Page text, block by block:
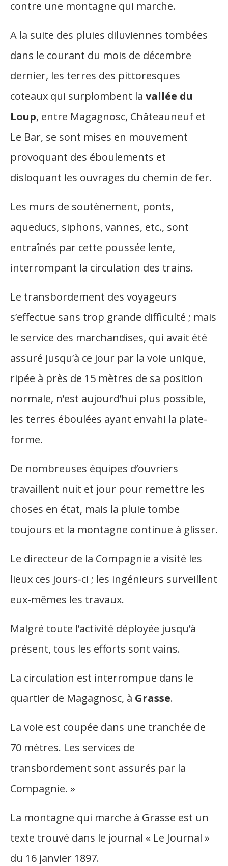
contre une montagne qui marche.
A la suite des pluies diluviennes tombées
dans le courant du mois de décembre
dernier, les terres des pittoresques
coteaux qui surplombent la vallée du
Loup, entre Magagnosc, Châteauneuf et
Le Bar, se sont mises en mouvement
provoquant des éboulements et
disloquant les ouvrages du chemin de fer.
Les murs de soutènement, ponts,
aqueducs, siphons, vannes, etc., sont
entraînés par cette poussée lente,
interrompant la circulation des trains.
Le transbordement des voyageurs
s’effectue sans trop grande difficulté ; mais
le service des marchandises, qui avait été
assuré jusqu’à ce jour par la voie unique,
ripée à près de 15 mètres de sa position
normale, n’est aujourd’hui plus possible,
les terres éboulées ayant envahi la plate-
forme.
De nombreuses équipes d’ouvriers
travaillent nuit et jour pour remettre les
choses en état, mais la pluie tombe
toujours et la montagne continue à glisser.
Le directeur de la Compagnie a visité les
lieux ces jours-ci ; les ingénieurs surveillent
eux-mêmes les travaux.
Malgré toute l’activité déployée jusqu’à
présent, tous les efforts sont vains.
La circulation est interrompue dans le
quartier de Magagnosc, à Grasse.
La voie est coupée dans une tranchée de
70 mètres. Les services de
transbordement sont assurés par la
Compagnie. »
La montagne qui marche à Grasse est un
texte trouvé dans le journal « Le Journal »
du 16 janvier 1897.